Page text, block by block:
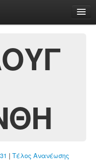
| Τέλος Ανανέωσης